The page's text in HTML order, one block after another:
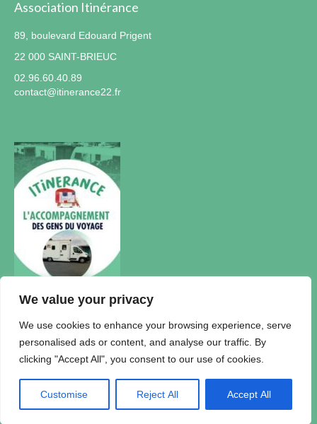
We value your privacy
We use cookies to enhance your browsing experience, serve
personalised ads or content, and analyse our traffic. By
clicking "Accept All", you consent to our use of cookies.
Customise Reject All Accept All
Association Itinérance
89, boulevard Edouard Prigent
22 000 SAINT-BRIEUC
02.96.60.40.89
contact@itinerance22.fr
Actualités
Accueil Itinérance
Politique de confidentialité Plan du Site Mentions légales
© 2026 Association Itinérance